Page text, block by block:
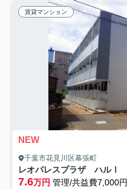
賃貸マンション
NEW
千葉市花見川区幕張町
レオパレスプラザ ハルⅠ
7.6万円 管理/共益費7,000円